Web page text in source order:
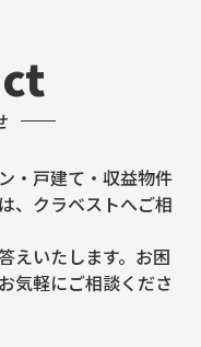
・戸建て・収益物件
、クラベストへご相
えいたします。お困
気軽にご相談くださ